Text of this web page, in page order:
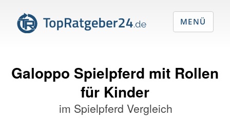
Galoppo Spielpferd mit Rollen
für Kinder
im Spielpferd Vergleich
MENÜ